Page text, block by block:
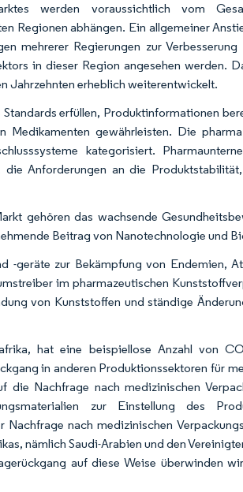
werden voraussichtlich vom
Regionen abhängen. Ein allgemeiner
mehrerer Regierungen zur
in dieser Region angesehen werden.
Jahrzehnten erheblich weiterentwickelt.
erfüllen, Produktinformationen
gewährleisten. Die
kategorisiert.
die Anforderungen an die
gehören das wachsende
Beitrag von Nanotechnologie und
-geräte zur Bekämpfung von Endemien,
im pharmazeutischen
von Kunststoffen und ständige
hat eine beispiellose Anzahl von
in anderen Produktionssektoren für
die Nachfrage nach medizinischen
zur Einstellung des
nach medizinischen
nämlich Saudi-Arabien und den
auf diese Weise überwinden